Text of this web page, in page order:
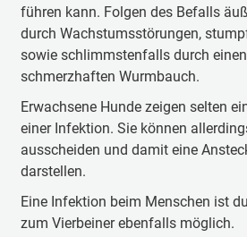
führen kann. Folgen des Befalls
durch Wachstumsstörungen,
sowie schlimmstenfalls durch
schmerzhaften Wurmbauch.
Erwachsene Hunde zeigen selten
einer Infektion. Sie können
ausscheiden und damit eine
darstellen.
Eine Infektion beim Menschen ist
zum Vierbeiner ebenfalls möglich.